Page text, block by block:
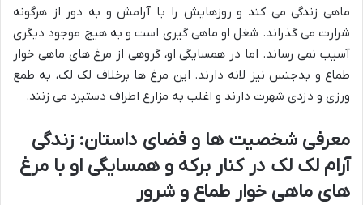
ماهی زندگی می کند و روزهایش را با آرامش و به دور از هرگونه
شرارت می گذراند. شغل او ماهی گیری است و به هیچ موجود دیگری
آسیب نمی رساند. اما در همسایگی او، گروهی از مرغ های ماهی خوار
طماع و بدجنس نیز لانه دارند. این مرغ ها برخلاف لک لک، به طمع
ورزی و دزدی شهرت دارند و اغلب به مزارع اطراف دستبرد می زنند.
معرفی شخصیت ها و فضای داستان: زندگی
آرام لک لک در کنار برکه و همسایگی او با مرغ
های ماهی خوار طماع و شرور